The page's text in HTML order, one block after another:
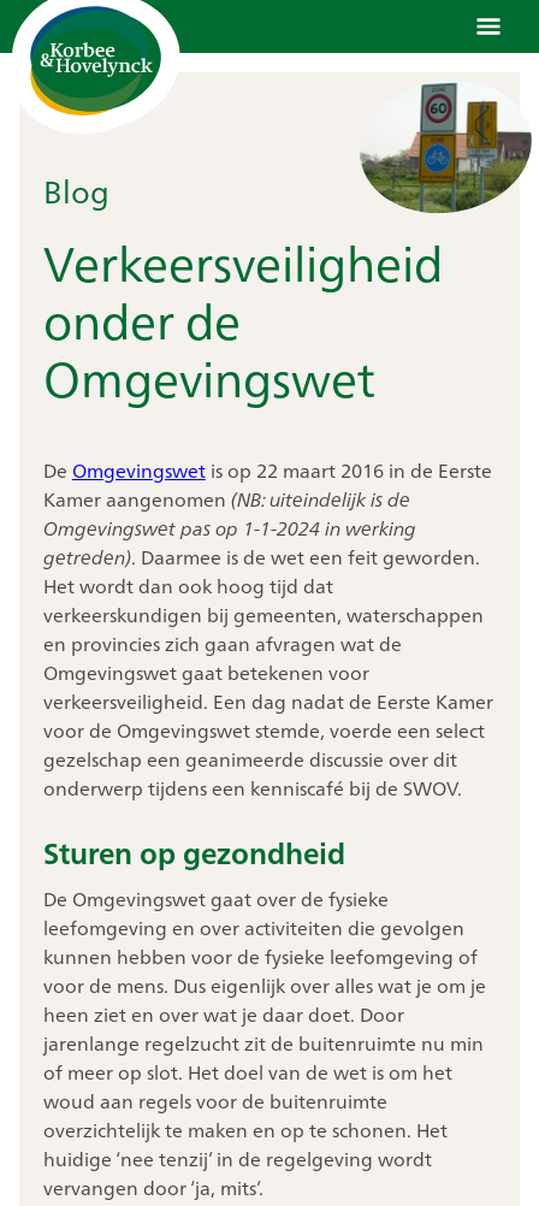
Ga
naar
inhoud
Blog
Verkeersveiligheid
onder de
Omgevingswet
DeOmgevingswetis op 22 maart 2016 in de Eerste
Kamer aangenomen(NB: uiteindelijk is de
Omgevingswet pas op 1-1-2024 in werking
getreden). Daarmee is de wet een feit geworden.
Het wordt dan ook hoog tijd dat
verkeerskundigen bij gemeenten, waterschappen
en provincies zich gaan afvragen wat de
Omgevingswet gaat betekenen voor
verkeersveiligheid. Een dag nadat de Eerste Kamer
voor de Omgevingswet stemde, voerde een select
gezelschap een geanimeerde discussie over dit
onderwerp tijdens een kenniscafé bij de SWOV.
Sturen op gezondheid
De Omgevingswet gaat over de fysieke
leefomgeving en over activiteiten die gevolgen
kunnen hebben voor de fysieke leefomgeving of
voor de mens. Dus eigenlijk over alles wat je om je
heen ziet en over wat je daar doet. Door
jarenlange regelzucht zit de buitenruimte nu min
of meer op slot. Het doel van de wet is om het
woud aan regels voor de buitenruimte
overzichtelijk te maken en op te schonen. Het
huidige ‘nee tenzij’ in de regelgeving wordt
vervangen door ‘ja, mits’.